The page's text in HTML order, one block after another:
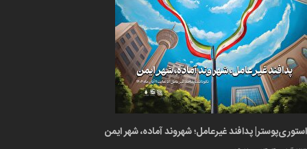
استوری‌پوستر| پدافند غیرعامل؛ شهروند آماده، شهر ایمن